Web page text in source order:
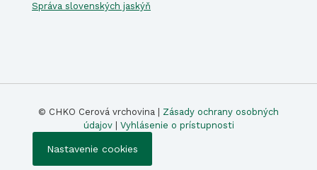
Správa slovenských jaskýň
© CHKO Cerová vrchovina | Zásady ochrany osobných
údajov| Vyhlásenie o prístupnosti
Nastavenie cookies